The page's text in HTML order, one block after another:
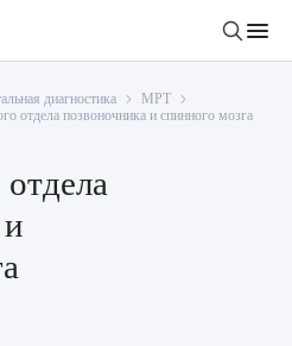
кабинет
диагностика
МРТ
отдела позвоночника и спинного мозга